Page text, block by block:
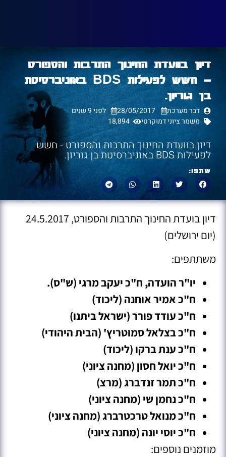
דיון בוועדת החינוך התרבות והספורט
– חשש לפעילות BDS באוניברסיטת
בן גוריון.
דבר מערכת 28/05/2017
לפני 9 שנים
משמר ציוני דמוקרטי
18,894
דיון בוועדת החינוך התרבות והספורט - חשש
לפעילות BDS באוניברסיטת בן גוריון.
שתפו:
דיון בועדת החינוך התרבות והספורט, 24.5.2017
(יום ירושלים)
משתתפים:
יו"ר הועדה, ח"כ יעקב מרגי (ש"ס).
ח"כ אמיר אוחנה (ליכוד)
ח"כ עודד פורר (ישראל ביתנו)
ח"כ בצלאל סמוטריץ' (הבית היהודי)
ח"כ ענת ברקו (ליכוד)
ח"כ יואל חסון (מחנה ציוני)
ח"כ תמר זנדברג (מרצ)
ח"כ נחמן שי (מחנה ציוני)
ח"כ מנואל טרכטרברג (מחנה ציוני)
ח"כ יוסי יונה (מחנה ציוני)
מוזמנים נוספים: